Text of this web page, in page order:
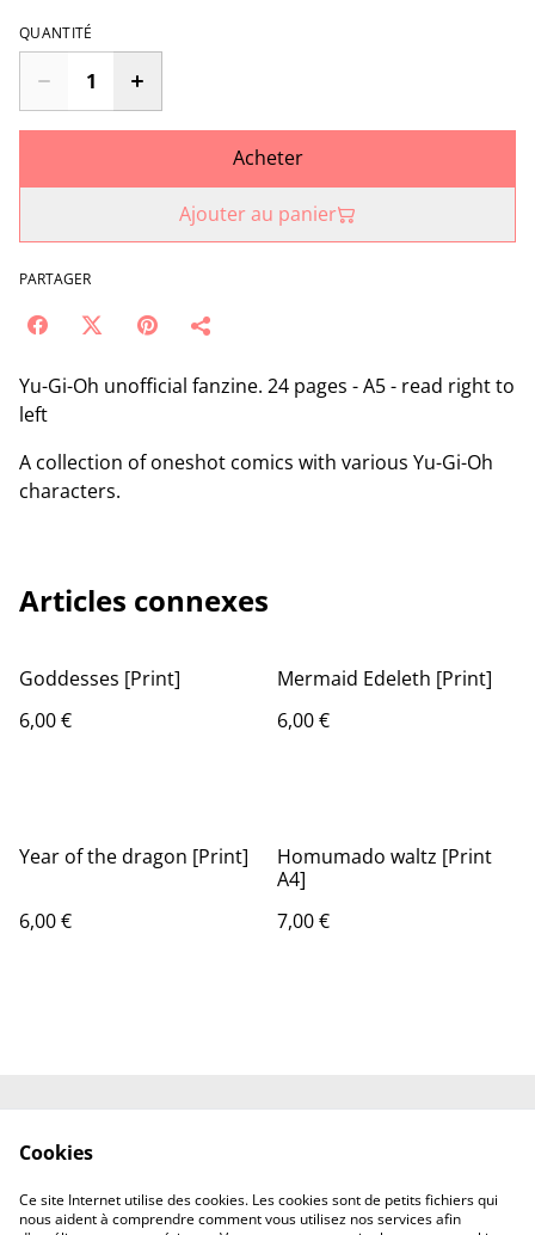
QUANTITÉ
Acheter
Ajouter au panier
PARTAGER
Yu-Gi-Oh unofficial fanzine. 24 pages - A5 - read right to
left
A collection of oneshot comics with various Yu-Gi-Oh
characters.
Articles connexes
Goddesses [Print]
6,00 €
Mermaid Edeleth [Print]
6,00 €
Year of the dragon [Print]
6,00 €
Homumado waltz [Print
A4]
7,00 €
Conditions
Cookies
Cookies
Ce site Internet utilise des cookies. Les cookies sont de petits fichiers qui
nous aident à comprendre comment vous utilisez nos services afin